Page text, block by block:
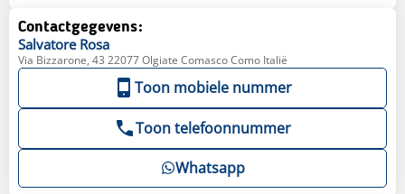
Contactgegevens:
Salvatore Rosa
Via Bizzarone, 43 22077 Olgiate Comasco Como Italië
Toon mobiele nummer
Toon telefoonnummer
Whatsapp